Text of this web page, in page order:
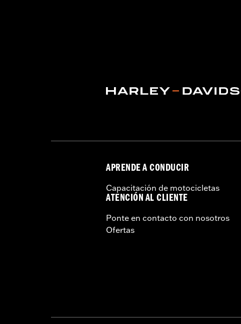
APRENDE A CONDUCIR
Capacitación de motocicletas
ATENCIÓN AL CLIENTE
Ponte en contacto con nosotros
Ofertas